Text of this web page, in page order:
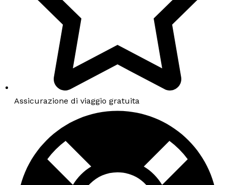
Assicurazione di viaggio gratuita